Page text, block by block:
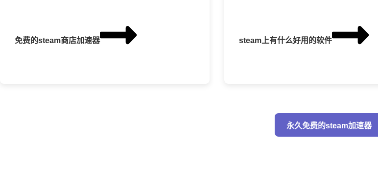
免费的steam商店加速器 steam上有什么好用的软件
永久免费的steam加速器